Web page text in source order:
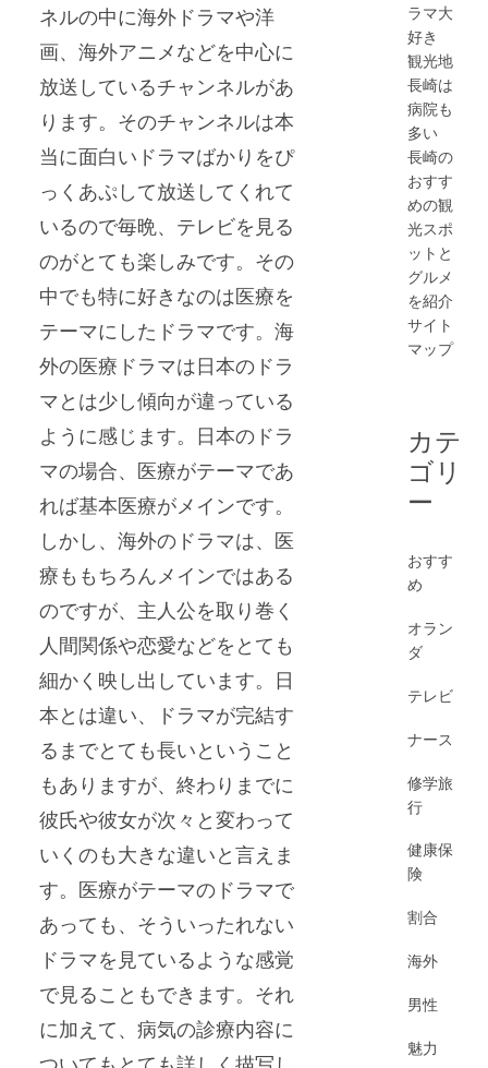
ネルの中に海外ドラマや洋
画、海外アニメなどを中心に
放送しているチャンネルがあ
ります。そのチャンネルは本
当に面白いドラマばかりをぴ
っくあぷして放送してくれて
いるので毎晩、テレビを見る
のがとても楽しみです。その
中でも特に好きなのは医療を
テーマにしたドラマです。海
外の医療ドラマは日本のドラ
マとは少し傾向が違っている
ように感じます。日本のドラ
マの場合、医療がテーマであ
れば基本医療がメインです。
しかし、海外のドラマは、医
療ももちろんメインではある
のですが、主人公を取り巻く
人間関係や恋愛などをとても
細かく映し出しています。日
本とは違い、ドラマが完結す
るまでとても長いということ
もありますが、終わりまでに
彼氏や彼女が次々と変わって
いくのも大きな違いと言えま
す。医療がテーマのドラマで
あっても、そういったれない
ドラマを見ているような感覚
で見ることもできます。それ
に加えて、病気の診療内容に
ラマ大
好き
観光地
長崎は
病院も
多い
長崎の
おすす
めの観
光スポ
ットと
グルメ
を紹介
サイト
マップ
カテ
ゴリ
ー
おすす
め
オラン
ダ
テレビ
ナース
修学旅
行
健康保
険
割合
海外
男性
魅力